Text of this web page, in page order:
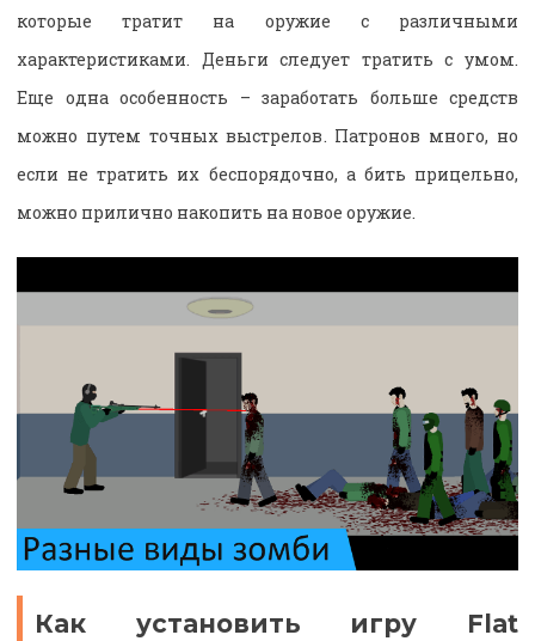
которые тратит на оружие с различными
характеристиками. Деньги следует тратить с умом.
Еще одна особенность – заработать больше средств
можно путем точных выстрелов. Патронов много, но
если не тратить их беспорядочно, а бить прицельно,
можно прилично накопить на новое оружие.
Как установить игру Flat